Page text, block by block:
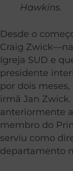
Hawkins.
Desde o
Craig
Igreja SUD e
presidente
por dois
irmã Jan
anteriormente
membro do
serviu como
departamento